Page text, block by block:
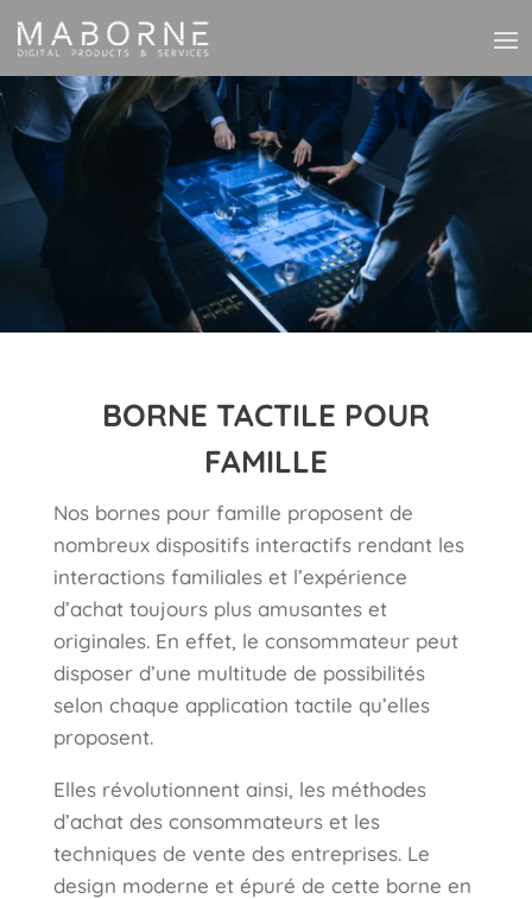
BORNE TACTILE POUR
FAMILLE
Nos bornes pour famille proposent de
nombreux dispositifs interactifs rendant les
interactions familiales et l’expérience
d’achat toujours plus amusantes et
originales. En effet, le consommateur peut
disposer d’une multitude de possibilités
selon chaque application tactile qu’elles
proposent.
Elles révolutionnent ainsi, les méthodes
d’achat des consommateurs et les
techniques de vente des entreprises. Le
design moderne et épuré de cette borne en